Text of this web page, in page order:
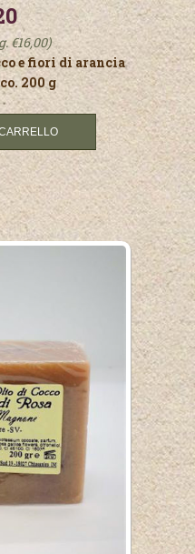
€16,00)
e fiori di arancia
200 g